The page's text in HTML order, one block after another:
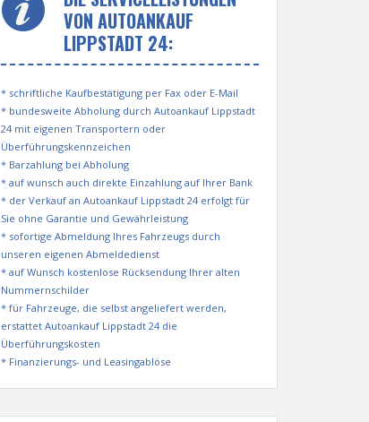
VON AUTOANKAUF
LIPPSTADT 24:
* schriftliche Kaufbestätigung per Fax oder E-Mail
* bundesweite Abholung durch Autoankauf Lippstadt
24 mit eigenen Transportern oder
Überführungskennzeichen
* Barzahlung bei Abholung
* auf wunsch auch direkte Einzahlung auf Ihrer Bank
* der Verkauf an Autoankauf Lippstadt 24 erfolgt für
Sie ohne Garantie und Gewährleistung
* sofortige Abmeldung Ihres Fahrzeugs durch
unseren eigenen Abmeldedienst
* auf Wunsch kostenlose Rücksendung Ihrer alten
Nummernschilder
* für Fahrzeuge, die selbst angeliefert werden,
erstattet Autoankauf Lippstadt 24 die
Überführungskosten
* Finanzierungs- und Leasingablöse